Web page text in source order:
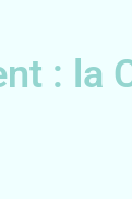
: la